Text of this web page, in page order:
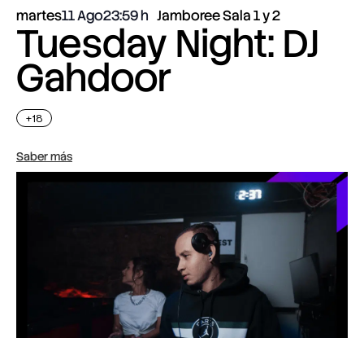
martes11 Ago23:59 Jamboree Sala 1 y 2
Tuesday Night: DJ
Gahdoor
+18
Saber más